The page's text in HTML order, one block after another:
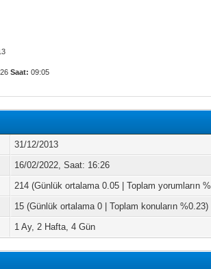
Saat: 09:05
31/12/2013
16/02/2022, Saat: 16:26
214 (Günlük ortalama 0.05 | Toplam yorumların
15 (Günlük ortalama 0 | Toplam konuların %0.23)
1 Ay, 2 Hafta, 4 Gün